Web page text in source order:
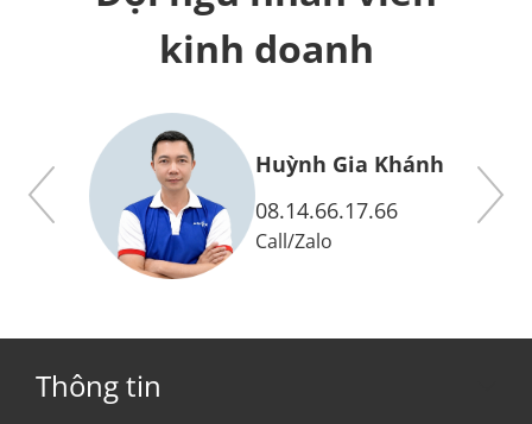
kinh doanh
Huỳnh Gia Khánh
08.14.66.17.66
Call/Zalo
Thông tin